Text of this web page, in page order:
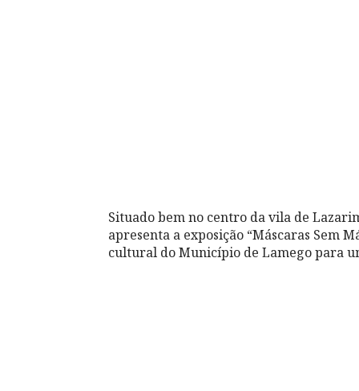
Situado bem no centro da vila de
apresenta a exposição “Máscaras Sem
cultural do Município de Lamego para